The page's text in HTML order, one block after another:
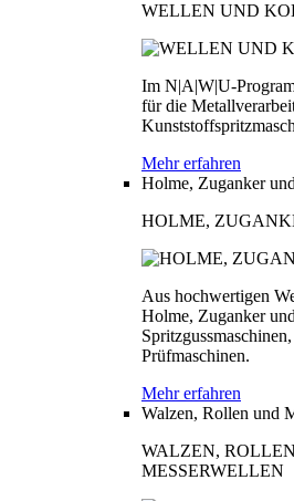
WELLEN UND
Im N|A|W|U-
für die
Mehr erfahren
Holme, Zuganker
HOLME,
Aus hochwertigen
Holme, Zuganker
Prüfmaschinen.
Mehr erfahren
Walzen, Rollen und
WALZEN,
MESSERWELLEN